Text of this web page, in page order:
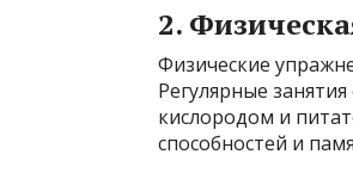
2.
Физические
Регулярные
кислородом и
способностей и